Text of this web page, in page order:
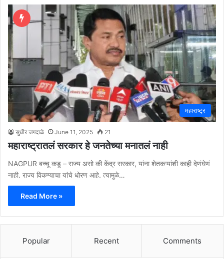
महाराष्ट्र
सुधीर जगदाळे June 11, 2025 21
महाराष्ट्रातलं सरकार हे जनतेच्या मनातलं नाही
NAGPUR बच्चू कडू – राज्य असो की केंद्र सरकार, यांना शेतकऱ्यांशी काही देणंघेणं
नाही. राज्य विकण्याचा यांचे धोरण आहे. त्यामुळे…
Read More »
Popular Recent Comments